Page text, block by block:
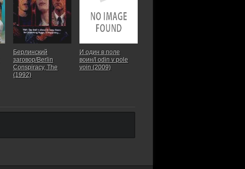
Берлинский
заговор/Berlin
Conspiracy, The
(1992)
И один в поле
воин/I odin v pole
voin (2009)